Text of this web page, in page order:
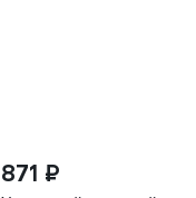
871 ₽